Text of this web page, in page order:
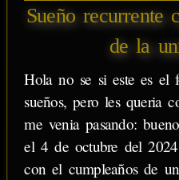
Sueño recurrente
de la
Hola no se si este es el
sueños, pero les queria
me venia pasando:
el 4 de octubre del
con el cumpleaños de